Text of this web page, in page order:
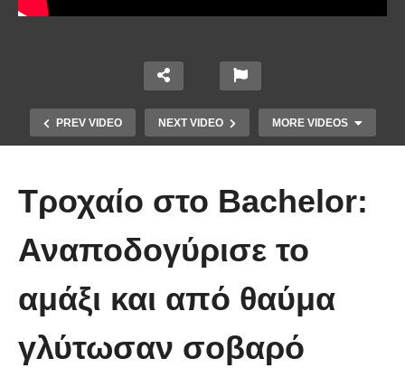
PREV VIDEO NEXT VIDEO MORE VIDEOS
πρώτη στιγμή και συγκίνησε το
νοηματική με ένα μικρό κορίτσι
Τροχαίο στο Bachelor:
Αναποδογύρισε το
αμάξι και από θαύμα
γλύτωσαν σοβαρό